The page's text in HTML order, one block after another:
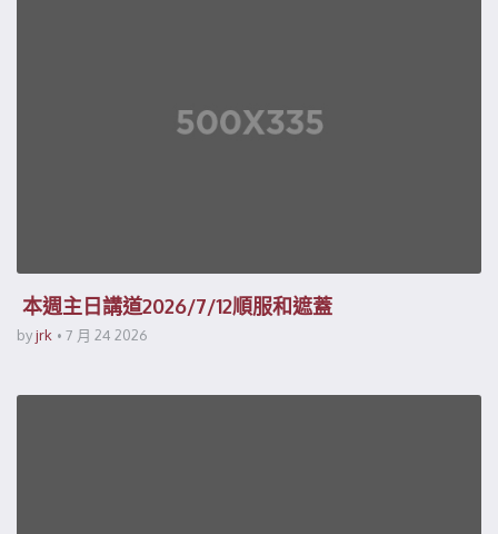
本週主日講道2026/7/12順服和遮蓋
byjrk 7 月 24 2026